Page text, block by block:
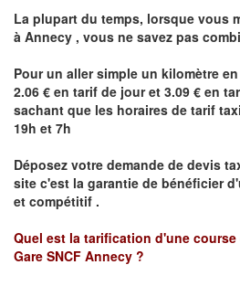
La plupart du temps, lorsque vous
à Annecy , vous ne savez pas
Pour un aller simple un kilomètre
2.06 € en tarif de jour et 3.09 € en
sachant que les horaires de tarif
19h et 7h
Déposez votre demande de devis
site c'est la garantie de bénéficier
et compétitif .
Quel est la tarification d'une course
Gare SNCF Annecy ?